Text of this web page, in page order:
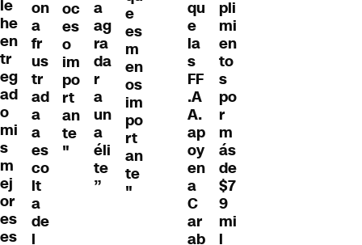
le
he
en
tr
eg
ad
o
mi
s
m
ej
or
es
es
on
a
fr
us
tr
ad
a
a
es
co
lt
a
de
l
oc
es
o
im
po
rt
an
te
"
a
ag
ra
da
r
a
un
a
éli
te
”
e
es
m
en
os
im
po
rt
an
te
"
qu
e
la
s
FF
.A
A.
ap
oy
en
a
C
ar
ab
pli
mi
en
to
s
po
r
m
ás
de
$7
9
mi
l